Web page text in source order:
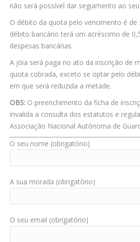
Contactos
Área Reservada
não será possível dar seguimento ao
O débito da quota pelo vencimento é
débito bancário terá um acréscimo de
despesas bancárias.
A jóia será paga no ato da inscrição de
quota cobrada, exceto se optar pelo
em que será reduzida a metade.
OBS: O preenchimento da ficha de
invalida a consulta dos estatutos e
Associação Nacional Autónoma de
O seu nome (obrigatório)
A sua morada (obrigatório)
O seu email (obrigatório)